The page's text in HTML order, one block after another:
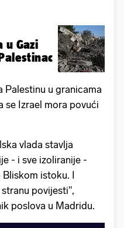
u Gazi
Palestinu u granicama
se Izrael mora povući
vlada stavlja
- i sve izoliranije -
istoku. I
povijesti",
poslova u Madridu.